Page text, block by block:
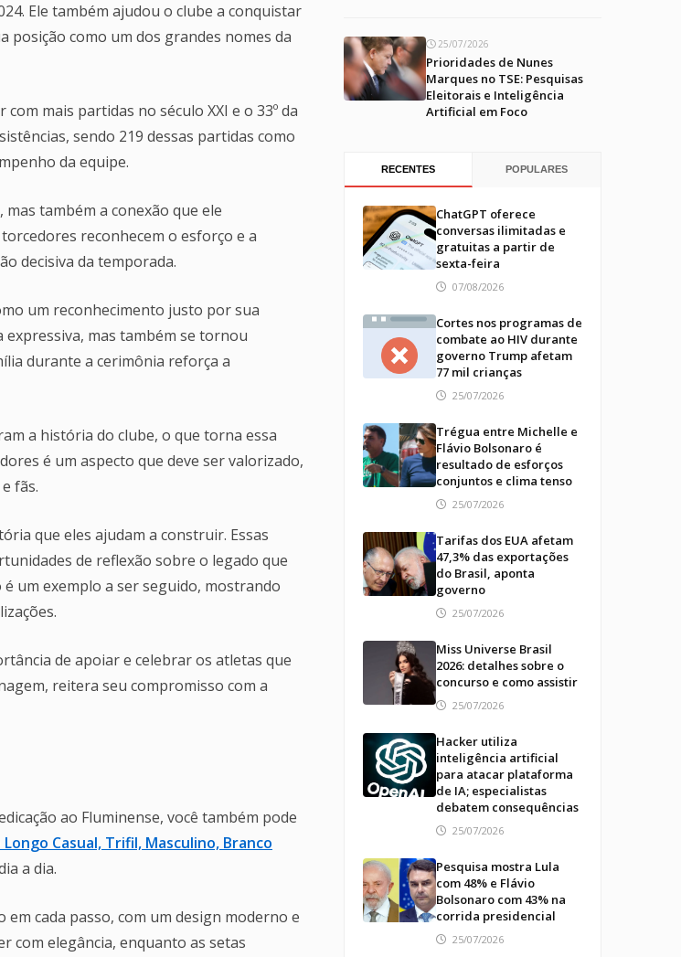
Ele também ajudou o clube a conquistar
posição como um dos grandes nomes da
mais partidas no século XXI e o 33º da
sendo 219 dessas partidas como
da equipe.
também a conexão que ele
reconhecem o esforço e a
decisiva da temporada.
um reconhecimento justo por sua
mas também se tornou
durante a cerimônia reforça a
a história do clube, o que torna essa
é um aspecto que deve ser valorizado,
fãs.
que eles ajudam a construir. Essas
de reflexão sobre o legado que
um exemplo a ser seguido, mostrando
de apoiar e celebrar os atletas que
reitera seu compromisso com a
ao Fluminense, você também pode
Longo Casual, Trifil, Masculino, Branco
a dia.
cada passo, com um design moderno e
com elegância, enquanto as setas
25/07/2026
Prioridades de Nunes
Marques no TSE: Pesquisas
Eleitorais e Inteligência
Artificial em Foco
RECENTES POPULARES
ChatGPT oferece
conversas ilimitadas e
gratuitas a partir de
sexta-feira
07/08/2026
Cortes nos programas de
combate ao HIV durante
governo Trump afetam
77 mil crianças
25/07/2026
Trégua entre Michelle e
Flávio Bolsonaro é
resultado de esforços
conjuntos e clima tenso
25/07/2026
Tarifas dos EUA afetam
47,3% das exportações
do Brasil, aponta
governo
25/07/2026
Miss Universe Brasil
2026: detalhes sobre o
concurso e como assistir
25/07/2026
Hacker utiliza
inteligência artificial
para atacar plataforma
de IA; especialistas
debatem consequências
25/07/2026
Pesquisa mostra Lula
com 48% e Flávio
Bolsonaro com 43% na
corrida presidencial
25/07/2026